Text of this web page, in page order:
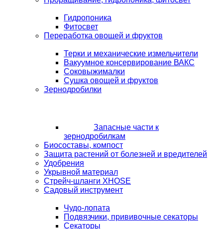
Гидропоника
Фитосвет
Переработка овощей и фруктов
Терки и механические измельчители
Вакуумное консервирование ВАКС
Соковыжималки
Сушка овощей и фруктов
Зернодробилки
Запасные части к
зернодробилкам
Биосоставы, компост
Защита растений от болезней и вредителей
Удобрения
Укрывной материал
Стрейч-шланги XHOSE
Садовый инструмент
Чудо-лопата
Подвязчики, прививочные секаторы
Секаторы